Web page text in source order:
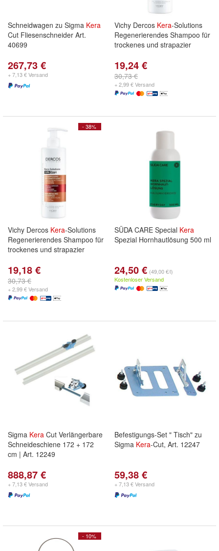
Schneidwagen zu Sigma Kera
Cut Fliesenschneider Art.
40699
267,73 €
+ 7,13 € Versand
Vichy Dercos Kera-Solutions
Regenerierendes Shampoo für
trockenes und strapazier
19,24 €
30,73 €
+ 2,99 € Versand
- 38%
Vichy Dercos Kera-Solutions
Regenerierendes Shampoo für
trockenes und strapazier
19,18 €
30,73 €
+ 2,99 € Versand
SÜDA CARE Special Kera
Spezial Hornhautlösung 500 ml
24,50 € (49,00 €/l)
Kostenloser Versand
Sigma Kera Cut Verlängerbare
Schneideschiene 172 + 172
cm | Art. 12249
888,87 €
+ 7,13 € Versand
Befestigungs-Set " Tisch" zu
Sigma Kera-Cut, Art. 12247
59,38 €
+ 7,13 € Versand
- 10%